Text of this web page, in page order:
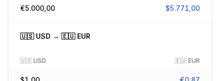
€5.000,00 $5.771,00
🇺🇸 USD → 🇪🇺 EUR
🇺🇸 USD 🇪🇺 EUR